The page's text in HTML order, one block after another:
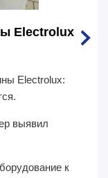
Electrolux
Electrolux:
выявил
к